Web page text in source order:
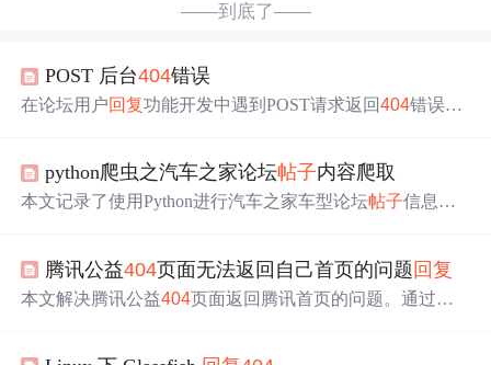
——到底了——
POST 后台404错误
在论坛用户回复功能开发中遇到POST请求返回404错误的
写入HTTP响应体，从而解决了404错误，实现了数据的正
确返回。
python爬虫之汽车之家论坛帖子内容爬取
本文记录了使用Python进行汽车之家车型论坛帖子信息爬
04
链接和视频帖，最终实现数据的完整爬取并使用多进程
提高效率。
腾讯公益404页面无法返回自己首页的问题 回复
本文解决腾讯公益404页面返回腾讯首页的问题。通过修